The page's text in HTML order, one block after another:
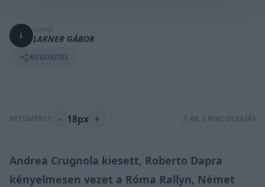
L LAKNER GÁBOR
MEGOSZTÁS
BETŰMÉRET: - 18px + ⏱️ KB. 3 PERC OLVASÁS
Andrea Crugnola kiesett, Roberto Dapra
kényelmesen vezet a Róma Rallyn, Német